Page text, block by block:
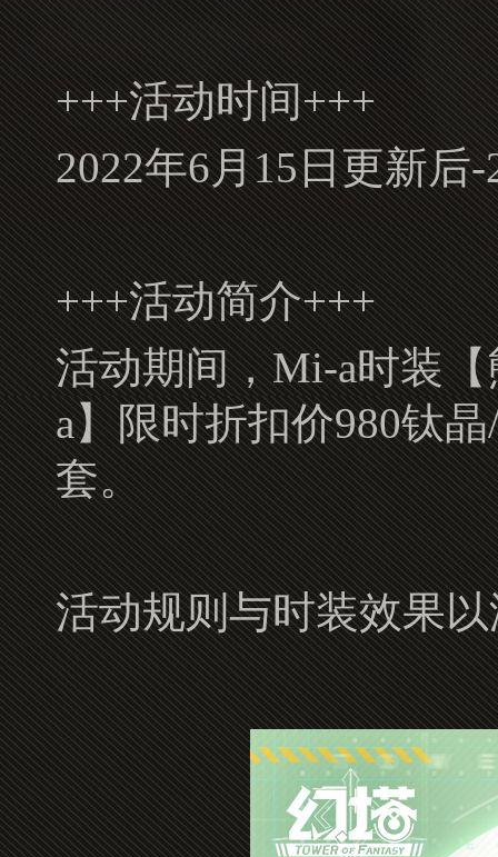
+++活动时间+++
2022年6月15日更新后
+++活动简介+++
活动期间，Mi-a时装
a】限时折扣价980钛
套。
活动规则与时装效果